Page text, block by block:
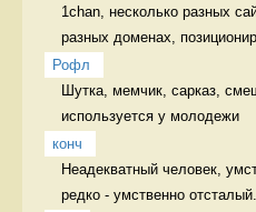
1chan, несколько разных
разных доменах,
Рофл
Шутка, мемчик, сарказ,
используется у молодежи
конч
Неадекватный человек,
редко - умственно отсталый.